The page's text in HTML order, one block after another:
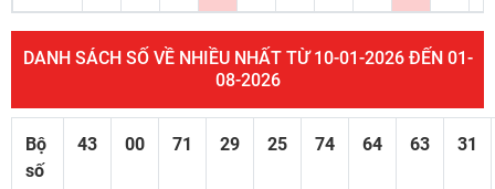
DANH SÁCH SỐ VỀ NHIỀU NHẤT TỪ 10-01-2026 ĐẾN 01-
08-2026
Bộ
số
43 00 71 29 25 74 64 63 31